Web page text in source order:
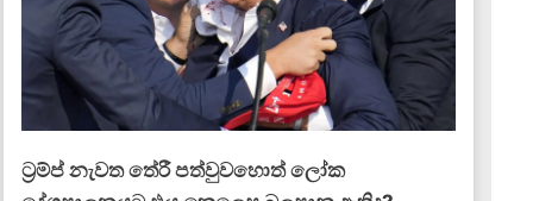
ට්‍රම්ප් නැවත තේරී පත්වුවහොත් ලෝක